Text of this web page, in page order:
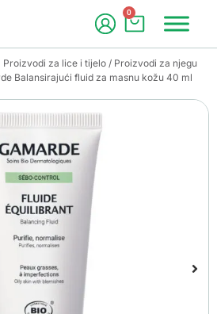
0
za lice i tijelo / Proizvodi za njegu
Balansirajući fluid za masnu kožu 40 ml